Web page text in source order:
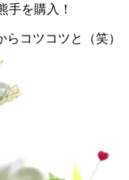
手を購入！
コツコツと（笑）